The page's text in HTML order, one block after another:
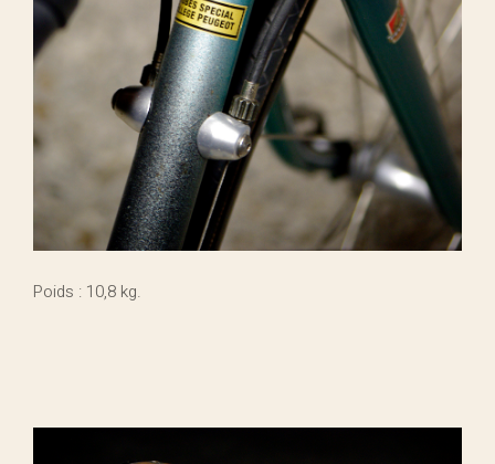
Poids : 10,8 kg.